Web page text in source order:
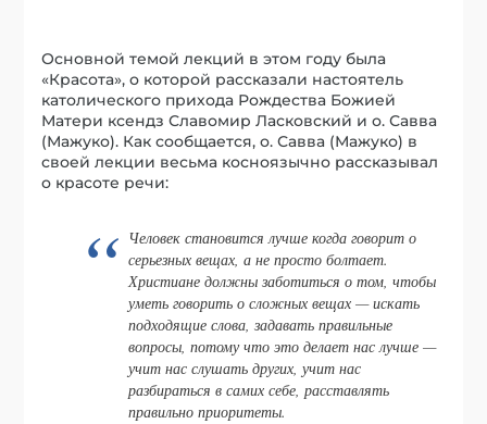
Основной темой лекций в этом году была
«Красота», о которой рассказали настоятель
католического прихода Рождества Божией
Матери ксендз Славомир Ласковский и о. Савва
(Мажуко). Как сообщается, о. Савва (Мажуко) в
своей лекции весьма косноязычно рассказывал
о красоте речи:
Человек становится лучше когда говорит о
серьезных вещах, а не просто болтает.
Христиане должны заботиться о том, чтобы
уметь говорить о сложных вещах — искать
подходящие слова, задавать правильные
вопросы, потому что это делает нас лучше —
учит нас слушать других, учит нас
разбираться в самих себе, расставлять
правильно приоритеты.